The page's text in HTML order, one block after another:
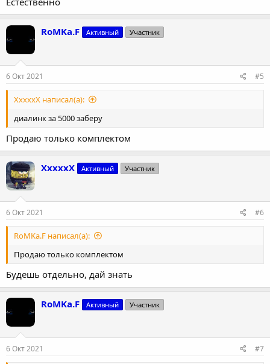
RoMKa.F Активный Участник
6 Окт 2021 #5
XxxxxX написал(а):
диалинк за 5000 заберу
Продаю только комплектом
XxxxxX Активный Участник
6 Окт 2021 #6
RoMKa.F написал(а):
Продаю только комплектом
Будешь отдельно, дай знать
RoMKa.F Активный Участник
6 Окт 2021 #7